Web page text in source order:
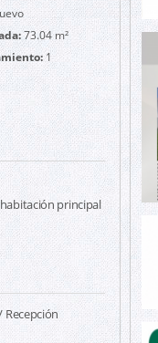
73.04 m²
1
principal
Recepción